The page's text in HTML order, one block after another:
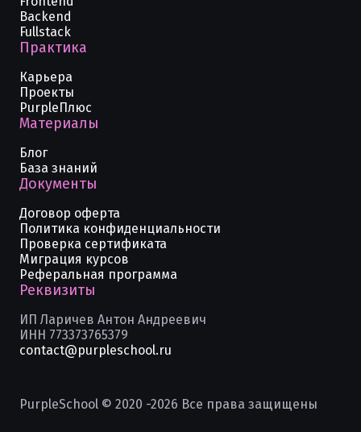
Backend
Fullstack
Практика
Карьера
Проекты
PurpleПлюс
Материалы
Блог
База знаний
Документы
Договор оферта
Политика конфиденциальности
Проверка сертификата
Миграция курсов
Реферальная программа
Реквизиты
ИП Ларичев Антон Андреевич
ИНН 773373765379
contact@purpleschool.ru
PurpleSchool © 2020 -2026 Все права защищены